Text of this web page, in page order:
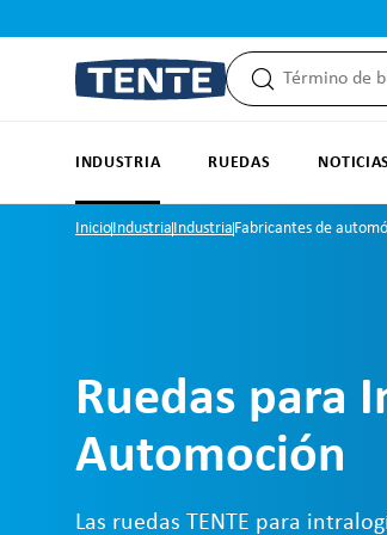
INDUSTRIA RUEDAS
InicioIndustria Industria Fabricantes de
Ruedas para
Automoción
Las ruedas TENTE para